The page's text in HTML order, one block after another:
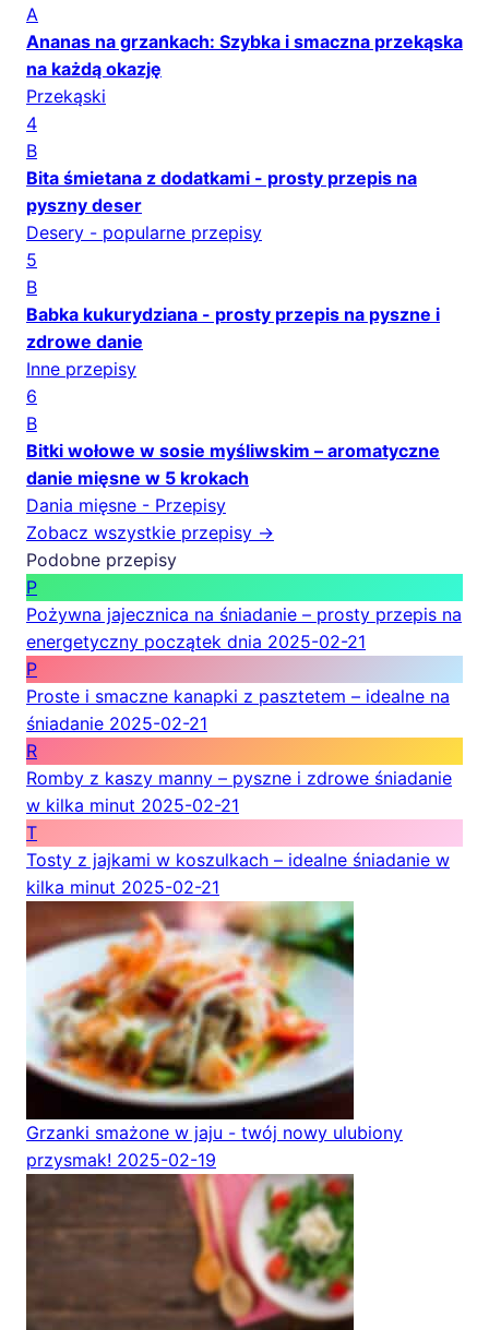
A
Ananas na grzankach: Szybka i smaczna przekąska
na każdą okazję
Przekąski
4
B
Bita śmietana z dodatkami - prosty przepis na
pyszny deser
Desery - popularne przepisy
5
B
Babka kukurydziana - prosty przepis na pyszne i
zdrowe danie
Inne przepisy
6
B
Bitki wołowe w sosie myśliwskim – aromatyczne
danie mięsne w 5 krokach
Dania mięsne - Przepisy
Zobacz wszystkie przepisy →
Podobne przepisy
P
Pożywna jajecznica na śniadanie – prosty przepis na
energetyczny początek dnia 2025-02-21
P
Proste i smaczne kanapki z pasztetem – idealne na
śniadanie 2025-02-21
R
Romby z kaszy manny – pyszne i zdrowe śniadanie
w kilka minut 2025-02-21
T
Tosty z jajkami w koszulkach – idealne śniadanie w
kilka minut 2025-02-21
Grzanki smażone w jaju - twój nowy ulubiony
przysmak! 2025-02-19